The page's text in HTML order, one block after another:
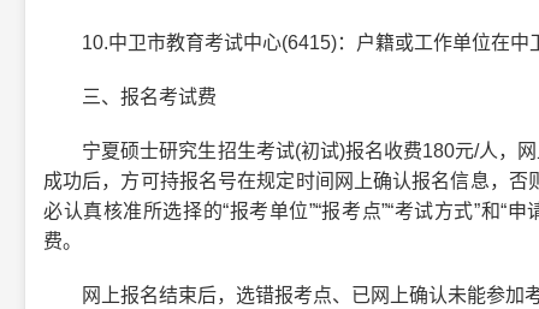
10.中卫市教育考试中心(6415)：户籍或工作单位在中
三、报名考试费
宁夏硕士研究生招生考试(初试)报名收费180元/人，网
成功后，方可持报名号在规定时间网上确认报名信息，
必认真核准所选择的“报考单位”“报考点”“考试方式”和“
费。
网上报名结束后，选错报考点、已网上确认未能参加